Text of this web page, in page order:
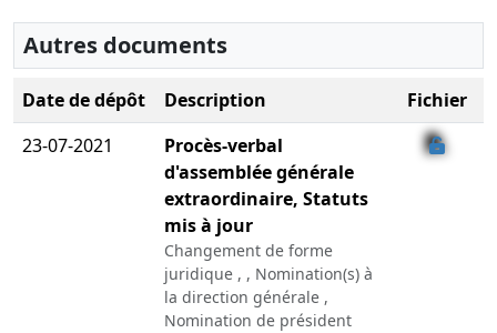
Autres documents
Date de dépôt Description
Fichier
23-07-2021
Procès-verbal
d'assemblée générale
extraordinaire, Statuts
mis à jour
Changement de forme
juridique , , Nomination(s) à
la direction générale ,
Nomination de président